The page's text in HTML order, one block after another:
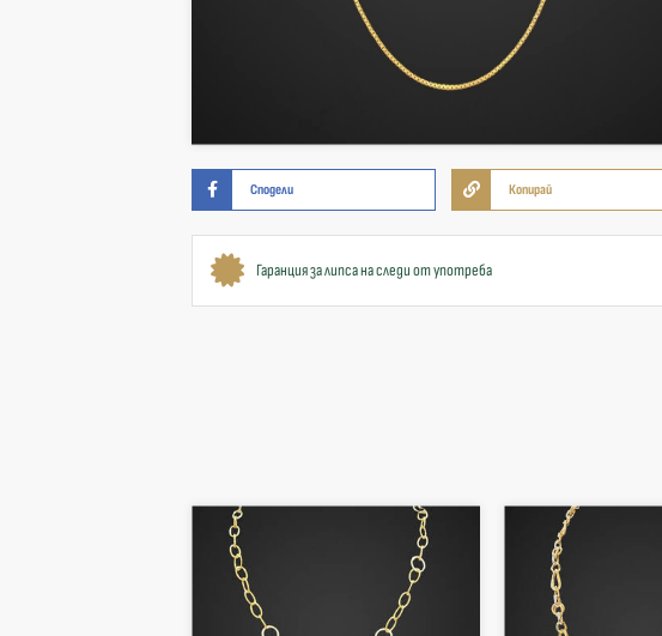
Сподели Копирай
Гаранция за липса на следи от употреба